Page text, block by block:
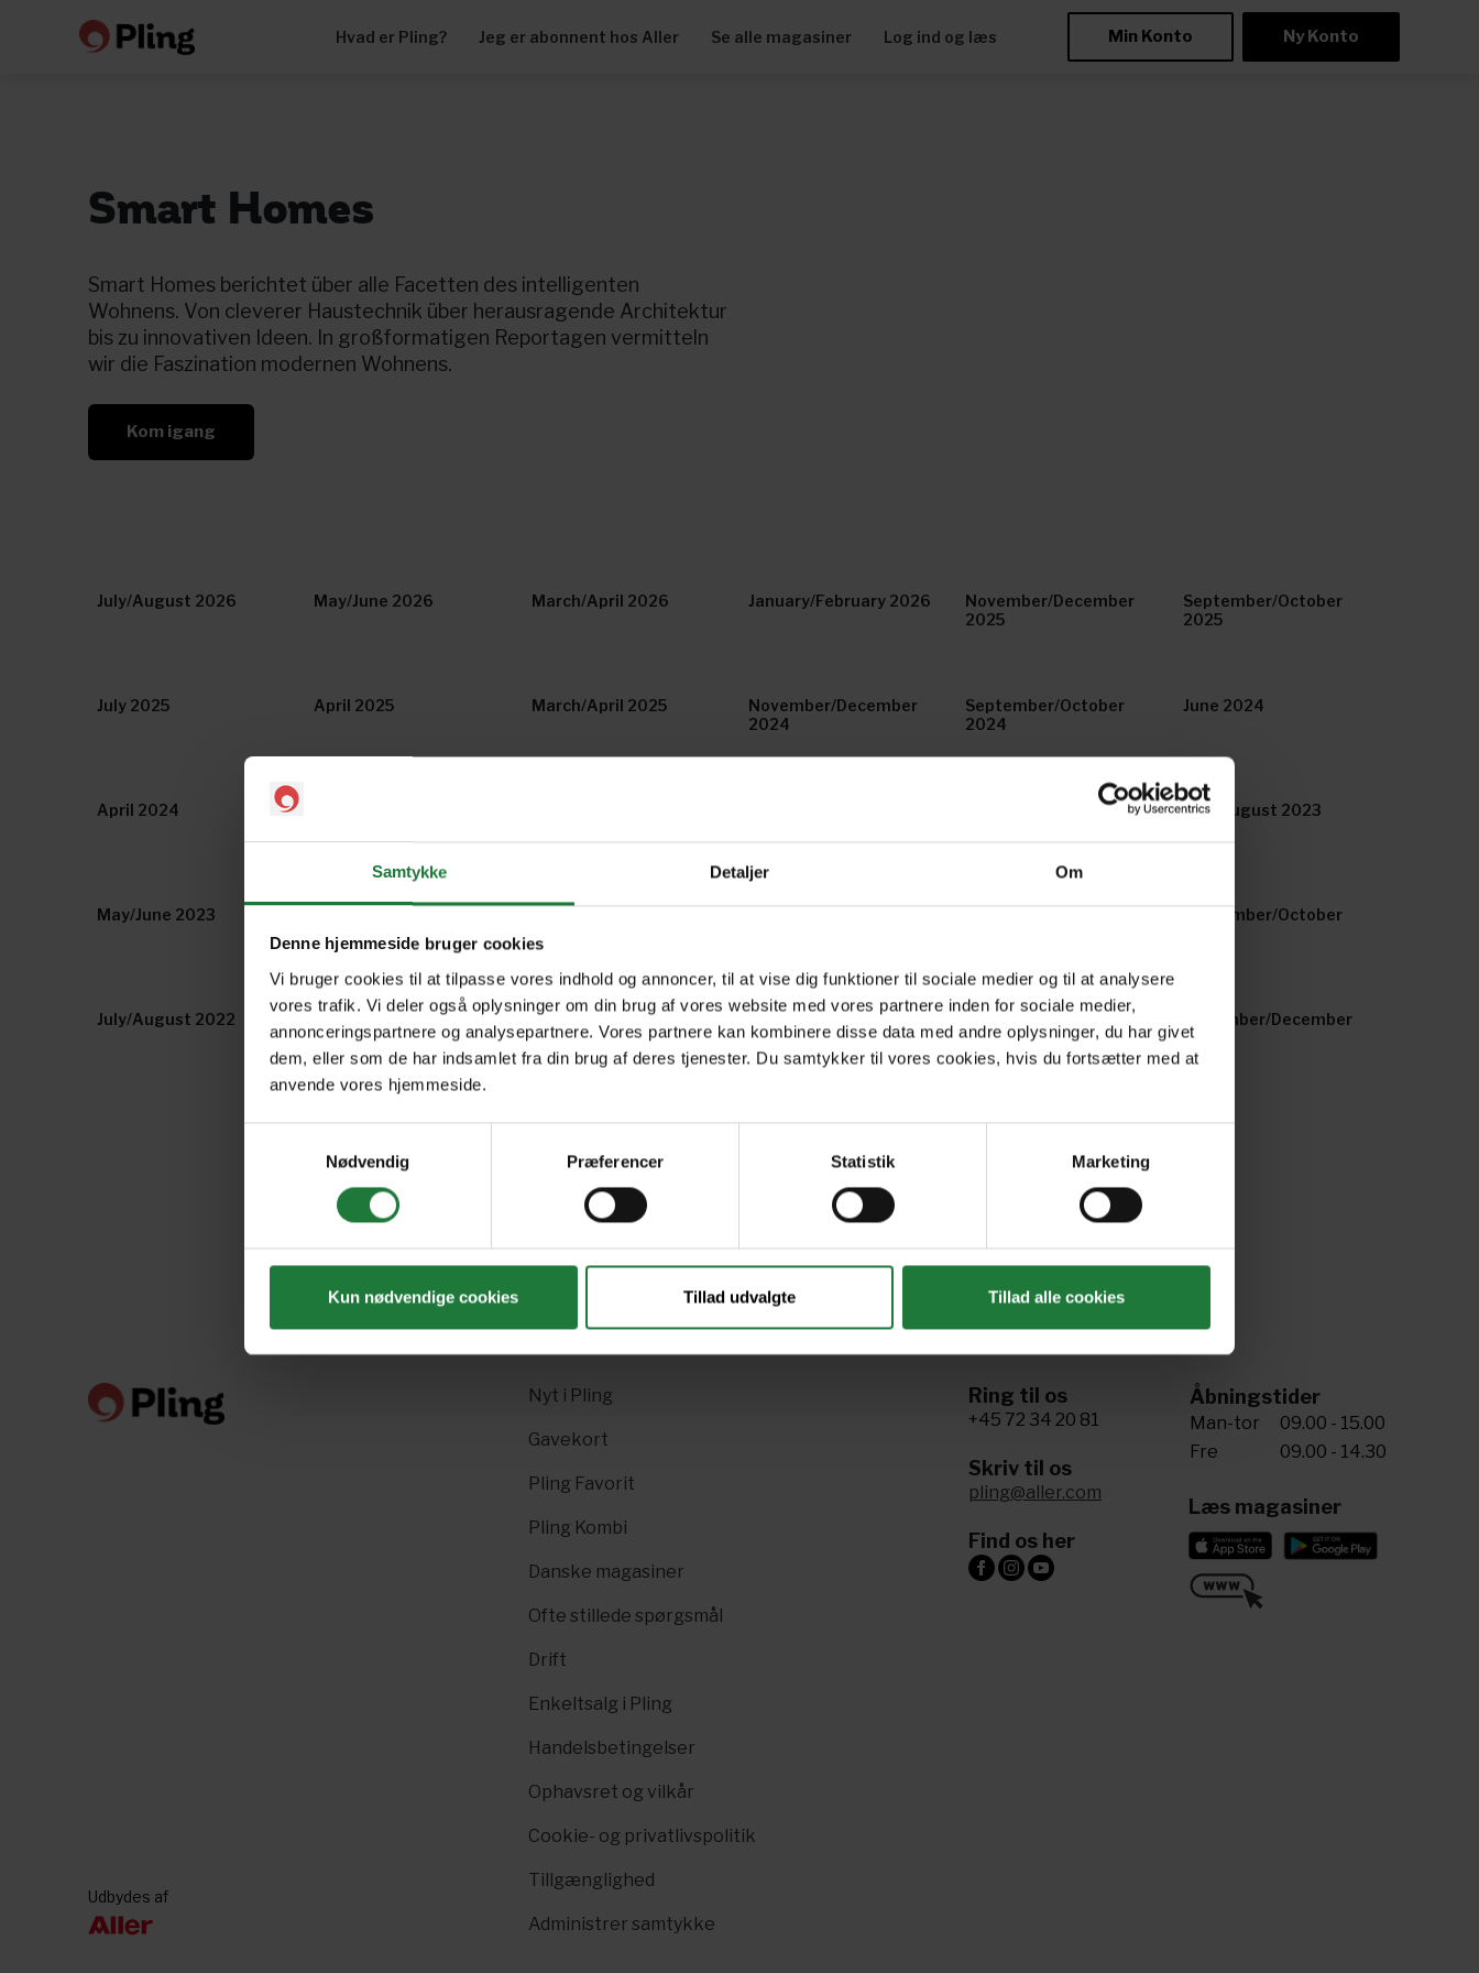
Samtykke Detaljer Om
Denne hjemmeside bruger cookies
Vi bruger cookies til at tilpasse vores indhold og annoncer, til at vise dig funktioner til sociale medier og til at analysere
vores trafik. Vi deler også oplysninger om din brug af vores website med vores partnere inden for sociale medier,
annonceringspartnere og analysepartnere. Vores partnere kan kombinere disse data med andre oplysninger, du har givet
dem, eller som de har indsamlet fra din brug af deres tjenester. Du samtykker til vores cookies, hvis du fortsætter med at
anvende vores hjemmeside.
Nødvendig
Præferencer Statistik Marketing
Kun nødvendige cookies Tillad udvalgte Tillad alle cookies
Hvad er Pling? Jeg er abonnent hos Aller Se alle magasiner Log ind og læs Min Konto Ny Konto
Smart Homes
Smart Homes berichtet über alle Facetten des intelligenten
Wohnens. Von cleverer Haustechnik über herausragende Architektur
bis zu innovativen Ideen. In großformatigen Reportagen vermitteln
wir die Faszination modernen Wohnens.
Kom igang
July/August 2026 May/June 2026 March/April 2026 January/February 2026
November/December
2025
September/October
2025
July 2025 April 2025 March/April 2025
November/December
2024
September/October
2024
June 2024
April 2024
September/October
July/August 2023
May/June 2023
September/October
July/August 2022 March/April 2022 January/February 2022 Special "Interior" 2022
November/December
2021
Forrige Næste
Nyt i Pling
Gavekort
Pling Favorit
Pling Kombi
Danske magasiner
Ofte stillede spørgsmål
Drift
Enkeltsalg i Pling
Handelsbetingelser
Ophavsret og vilkår
Cookie- og privatlivspolitik
Tillgænglighed
Administrer samtykke
Ring til os
+45 72 34 20 81
Skriv til os
pling@aller.com
Find os her
Åbningstider
Man-tor
09.00 - 15.00
Fre
09.00 - 14.30
Læs magasiner
Udbydes af